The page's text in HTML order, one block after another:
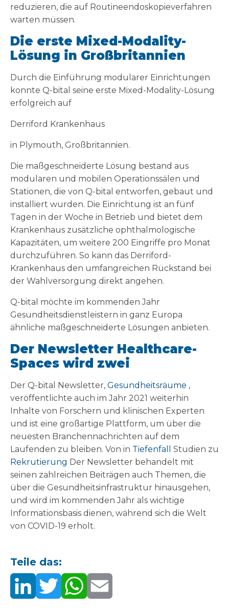
reduzieren, die auf Routineendoskopieverfahren
warten müssen.
Die erste Mixed-Modality-
Lösung in Großbritannien
Durch die Einführung modularer Einrichtungen
konnte Q-bital seine erste Mixed-Modality-Lösung
erfolgreich auf
Derriford Krankenhaus
in Plymouth, Großbritannien.
Die maßgeschneiderte Lösung bestand aus
modularen und mobilen Operationssälen und
Stationen, die von Q-bital entworfen, gebaut und
installiert wurden. Die Einrichtung ist an fünf
Tagen in der Woche in Betrieb und bietet dem
Krankenhaus zusätzliche ophthalmologische
Kapazitäten, um weitere 200 Eingriffe pro Monat
durchzuführen. So kann das Derriford-
Krankenhaus den umfangreichen Rückstand bei
der Wahlversorgung direkt angehen.
Q-bital möchte im kommenden Jahr
Gesundheitsdienstleistern in ganz Europa
ähnliche maßgeschneiderte Lösungen anbieten.
Der Newsletter Healthcare-
Spaces wird zwei
Der Q-bital Newsletter, Gesundheitsräume ,
veröffentlichte auch im Jahr 2021 weiterhin
Inhalte von Forschern und klinischen Experten
und ist eine großartige Plattform, um über die
neuesten Branchennachrichten auf dem
Laufenden zu bleiben. Von in Tiefenfall Studien zu
Rekrutierung Der Newsletter behandelt mit
seinen zahlreichen Beiträgen auch Themen, die
über die Gesundheitsinfrastruktur hinausgehen,
und wird im kommenden Jahr als wichtige
Informationsbasis dienen, während sich die Welt
von COVID-19 erholt.
Teile das: